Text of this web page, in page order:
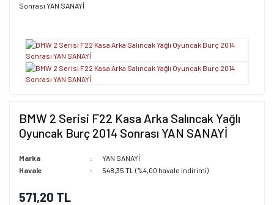
BMW 2 Serisi F22 Kasa Arka Salıncak Yağlı
Oyuncak Burç 2014 Sonrası YAN SANAYİ
Marka
YAN SANAYİ
Havale
548,35 TL (%4,00 havale indirimi)
571,20 TL